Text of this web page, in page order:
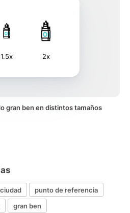
1.5x 2x
gran ben en distintos tamaños
punto de referencia
gran ben